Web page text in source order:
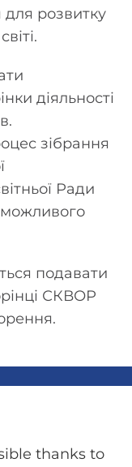
для розвитку
діяльності
зібрання
Ради
можливого
подавати
СКВОР
thanks to